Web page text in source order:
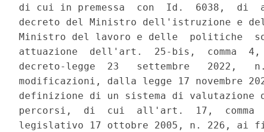
di cui in premessa  con  Id.  6038,  di
decreto del Ministro dell'istruzione e
Ministro del lavoro e delle  politiche
attuazione  dell'art.  25-bis,  comma
decreto-legge  23   settembre   2022,
modificazioni, dalla legge 17 novembre
definizione di un sistema di
percorsi,  di  cui  all'art.  17,
legislativo 17 ottobre 2005, n. 226, ai